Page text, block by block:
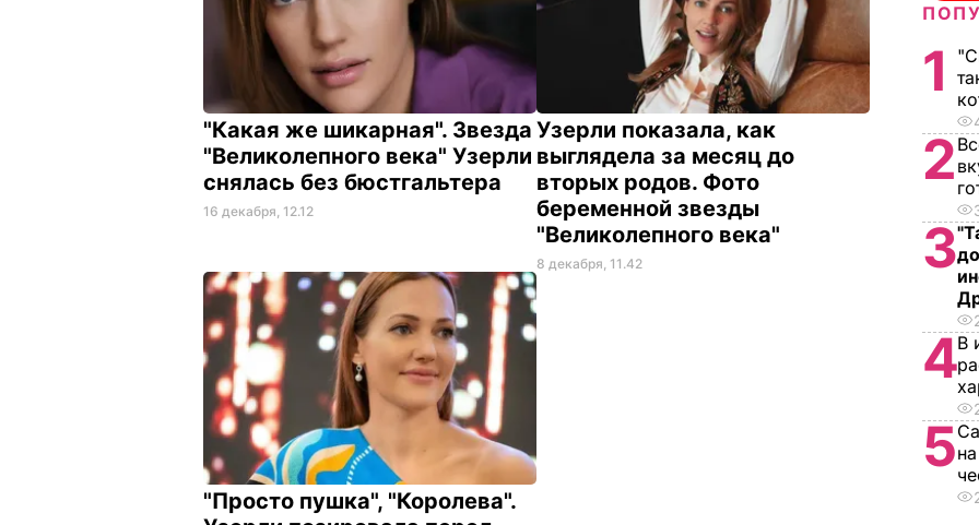
"Какая же шикарная". Звезда
"Великолепного века" Узерли
снялась без бюстгальтера
16 декабря, 12.12
Узерли показала, как
выглядела за месяц до
вторых родов. Фото
беременной звезды
"Великолепного века"
8 декабря, 11.42
"Просто пушка", "Королева".
1
2
3
4В
5